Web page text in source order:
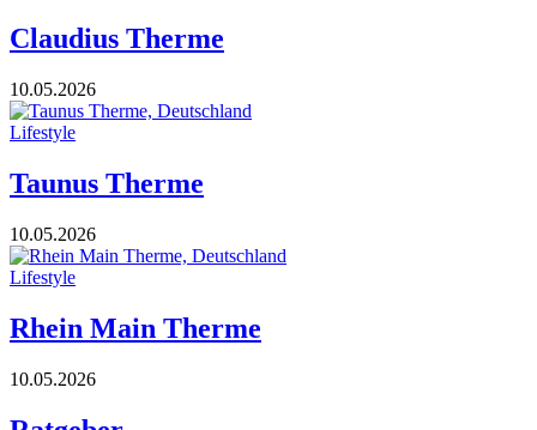
Claudius Therme
10.05.2026
Lifestyle
Taunus Therme
10.05.2026
Lifestyle
Rhein Main Therme
10.05.2026